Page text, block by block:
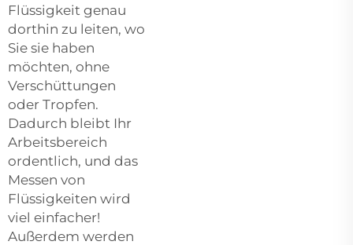
Flüssigkeit genau
dorthin zu leiten, wo
Sie sie haben
möchten, ohne
Verschüttungen
oder Tropfen.
Dadurch bleibt Ihr
Arbeitsbereich
ordentlich, und das
Messen von
Flüssigkeiten wird
viel einfacher!
Außerdem werden